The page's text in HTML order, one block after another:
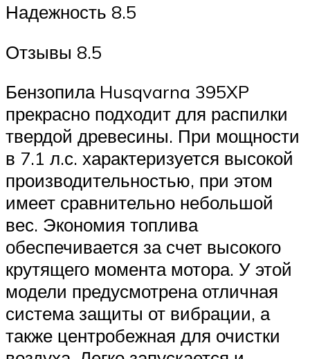
Надежность 8.5
Отзывы 8.5
Бензопила Husqvarna 395XP
прекрасно подходит для распилки
твердой древесины. При мощности
в 7.1 л.с. характеризуется высокой
производительностью, при этом
имеет сравнительно небольшой
вес. Экономия топлива
обеспечивается за счет высокого
крутящего момента мотора. У этой
модели предусмотрена отличная
система защиты от вибрации, а
также центробежная для очистки